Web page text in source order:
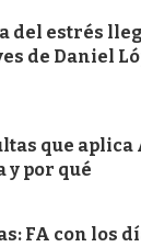
del estrés
de Daniel
que
y por qué
FA con los